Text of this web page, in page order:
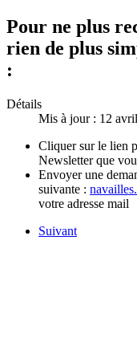
Pour ne plus
rien de plus
:
Détails
Mis à jour : 12
Cliquer sur le lien
Newsletter que
Envoyer une
suivante :
votre adresse mail
Suivant